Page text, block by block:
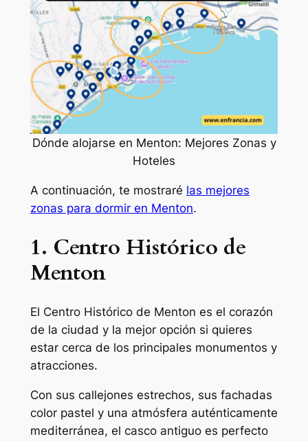
Dónde alojarse en Menton: Mejores Zonas y
Hoteles
A continuación, te mostraré las mejores
zonas para dormir en Menton.
1. Centro Histórico de
Menton
El Centro Histórico de Menton es el corazón
de la ciudad y la mejor opción si quieres
estar cerca de los principales monumentos y
atracciones.
Con sus callejones estrechos, sus fachadas
color pastel y una atmósfera auténticamente
mediterránea, el casco antiguo es perfecto